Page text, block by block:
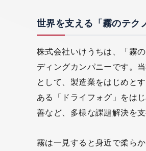
世界を支える「霧のテク
株式会社いけうちは、「霧
ディングカンパニーです。
として、製造業をはじめと
ある「ドライフォグ」をは
善など、多様な課題解決を支
霧は一見すると身近で柔ら